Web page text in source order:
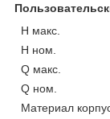
H макс.
H ном.
Q макс.
Q ном.
Материал